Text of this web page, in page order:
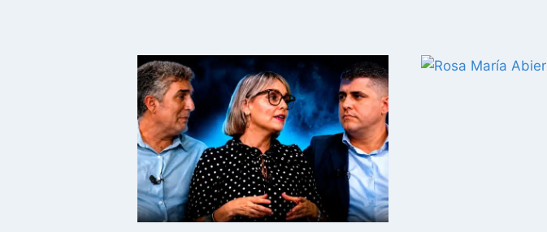
MERCADO
BAJO
CONTROL
ESTATAL
Y
SIN
APERTURA
POLÍTICA
LAS